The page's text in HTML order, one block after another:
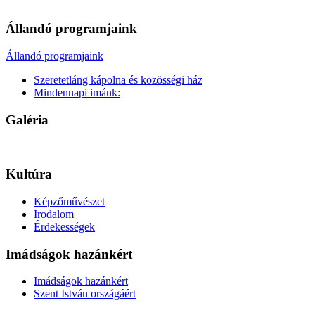
Állandó programjaink
Állandó programjaink
Szeretetláng kápolna és közösségi ház
Mindennapi imánk:
Galéria
Kultúra
Képzőművészet
Irodalom
Érdekességek
Imádságok hazánkért
Imádságok hazánkért
Szent István országáért